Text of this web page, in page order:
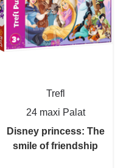
Trefl
24 maxi Palat
Disney princess: The
smile of friendship